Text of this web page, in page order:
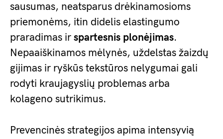
sausumas, neatsparus drėkinamosioms
priemonėms, itin didelis elastingumo
praradimas ir spartesnis plonėjimas.
Nepaaiškinamos mėlynės, uždelstas žaizdų
gijimas ir ryškūs tekstūros nelygumai gali
rodyti kraujagyslių problemas arba
kolageno sutrikimus.
Prevencinės strategijos apima intensyvią